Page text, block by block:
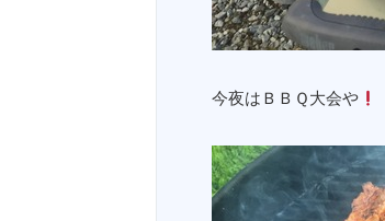
今夜はＢＢＱ大会や